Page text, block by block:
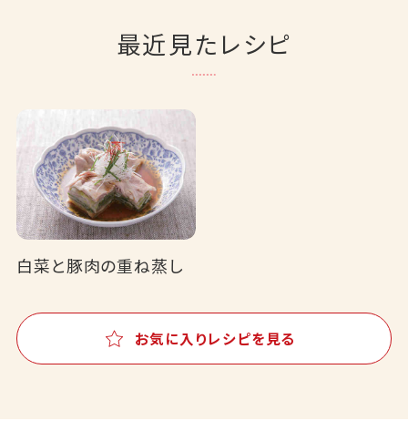
最近見たレシピ
白菜と豚肉の重ね蒸し
お気に入りレシピを見る